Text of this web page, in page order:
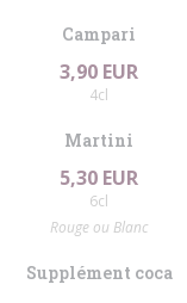
Campari
3,90 EUR
4cl
Martini
5,30 EUR
6cl
Rouge ou Blanc
Supplément coca